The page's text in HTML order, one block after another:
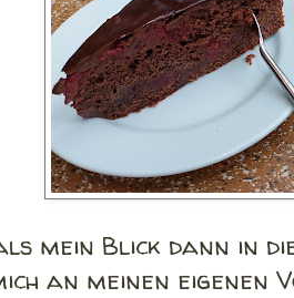
mein Blick dann in
an meinen eigenen